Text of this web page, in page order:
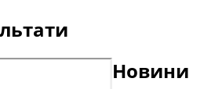
Новини